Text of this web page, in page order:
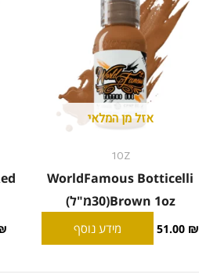
אזל מן המלאי
1OZ
WorldFamous Botticelli
Brown 1oz(30מ"ל)
51.00 ₪ מידע נוסף